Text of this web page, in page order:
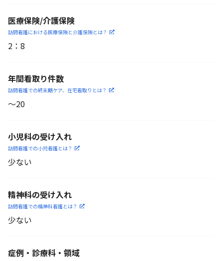
医療保険/介護保険
訪問看護における医療保険と介護保険とは？
2 ： 8
年間看取り件数
訪問看護での終末期ケア、 在宅看取りとは？
〜20
小児科の受け入れ
訪問看護での小児看護とは？
少ない
精神科の受け入れ
訪問看護での精神科看護とは？
少ない
症例・診療科・ 領域